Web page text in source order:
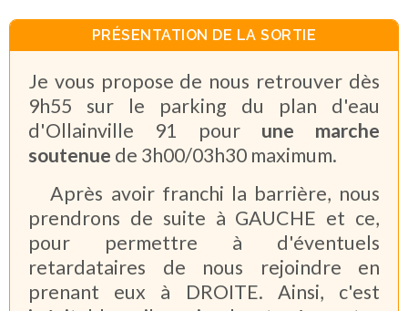
PRÉSENTATION DE LA SORTIE
Je vous propose de nous retrouver dès
9h55 sur le parking du plan d'eau
d'Ollainville 91 pour une marche
soutenue de 3h00/03h30 maximum.
Après avoir franchi la barrière, nous
prendrons de suite à GAUCHE et ce,
pour permettre à d'éventuels
retardataires de nous rejoindre en
prenant eux à DROITE. Ainsi, c'est